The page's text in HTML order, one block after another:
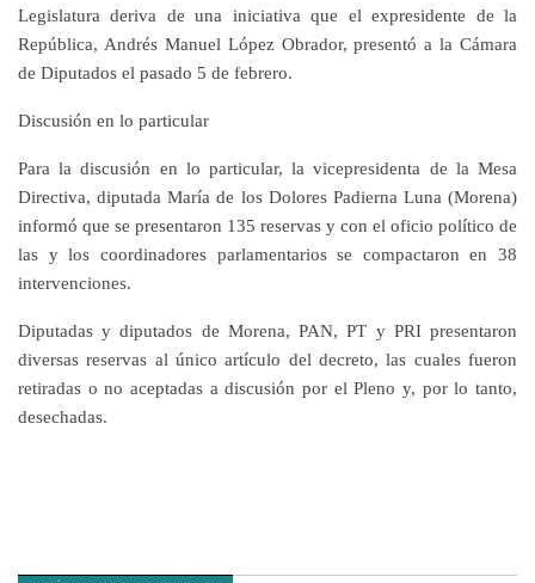
Legislatura deriva de una iniciativa que el expresidente de la
República, Andrés Manuel López Obrador, presentó a la Cámara
de Diputados el pasado 5 de febrero.
Discusión en lo particular
Para la discusión en lo particular, la vicepresidenta de la Mesa
Directiva, diputada María de los Dolores Padierna Luna (Morena)
informó que se presentaron 135 reservas y con el oficio político de
las y los coordinadores parlamentarios se compactaron en 38
intervenciones.
Diputadas y diputados de Morena, PAN, PT y PRI presentaron
diversas reservas al único artículo del decreto, las cuales fueron
retiradas o no aceptadas a discusión por el Pleno y, por lo tanto,
desechadas.